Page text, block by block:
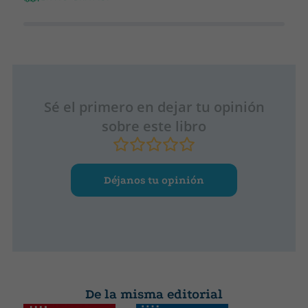
Sé el primero en dejar tu opinión
sobre este libro
Déjanos tu opinión
De la misma editorial